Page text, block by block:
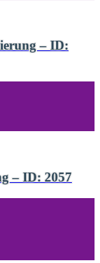
– ID:
– ID: 2057